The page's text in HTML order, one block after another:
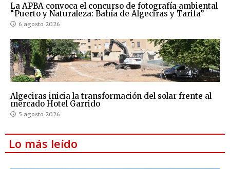
La APBA convoca el concurso de fotografía ambiental
“Puerto y Naturaleza: Bahía de Algeciras y Tarifa”
6 agosto 2026
Algeciras inicia la transformación del solar frente al
mercado Hotel Garrido
5 agosto 2026
Lo más leído